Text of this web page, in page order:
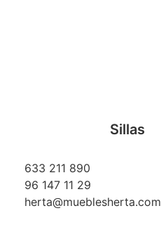
Sillas
633 211 890
96 147 11 29
herta@mueblesherta.com